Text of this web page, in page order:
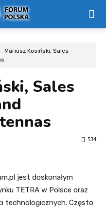
Mariusz Kosiński, Sales
Sales
534
jest doskonałym
TETRA w Polsce oraz
technologicznych. Często